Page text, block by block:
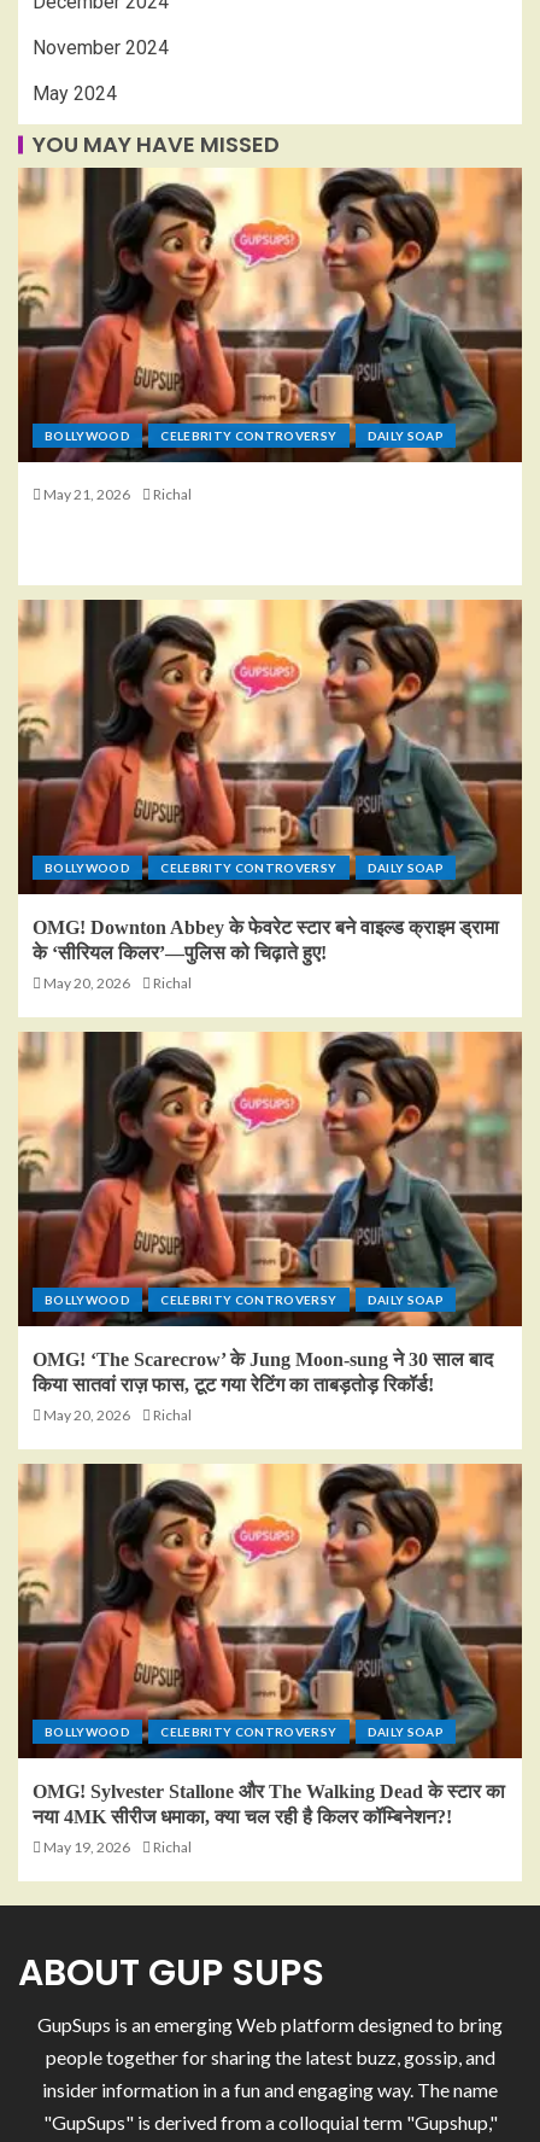
November 2024
May 2024
YOU MAY HAVE MISSED
BOLLYWOOD CELEBRITY CONTROVERSY DAILY SOAP
May 21, 2026 Richal
BOLLYWOOD CELEBRITY CONTROVERSY DAILY SOAP
OMG! Downton Abbey के फेवरेट स्टार बने वाइल्ड क्राइम ड्रामा
के ‘सीरियल किलर’—पुलिस को चिढ़ाते हुए!
May 20, 2026 Richal
BOLLYWOOD CELEBRITY CONTROVERSY DAILY SOAP
OMG! ‘The Scarecrow’ के Jung Moon-sung ने 30 साल बाद
किया सातवां राज़ फास, टूट गया रेटिंग का ताबड़तोड़ रिकॉर्ड!
May 20, 2026 Richal
BOLLYWOOD CELEBRITY CONTROVERSY DAILY SOAP
OMG! Sylvester Stallone और The Walking Dead के स्टार का
नया 4MK सीरीज धमाका, क्या चल रही है किलर कॉम्बिनेशन?!
May 19, 2026 Richal
ABOUT GUP SUPS
GupSups is an emerging Web platform designed to bring
people together for sharing the latest buzz, gossip, and
insider information in a fun and engaging way. The name
"GupSups" is derived from a colloquial term "Gupshup,"